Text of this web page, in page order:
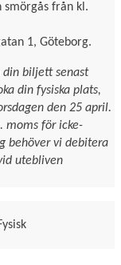
smörgås från kl.
1, Göteborg.
din biljett senast
din fysiska plats,
den 25 april.
moms för icke-
behöver vi debitera
utebliven